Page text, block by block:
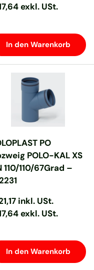
exkl. USt.
In den Warenkorb
PO
POLO-KAL XS
110/110/67Grad –
Preis
Preis
inkl. USt.
exkl. USt.
In den Warenkorb